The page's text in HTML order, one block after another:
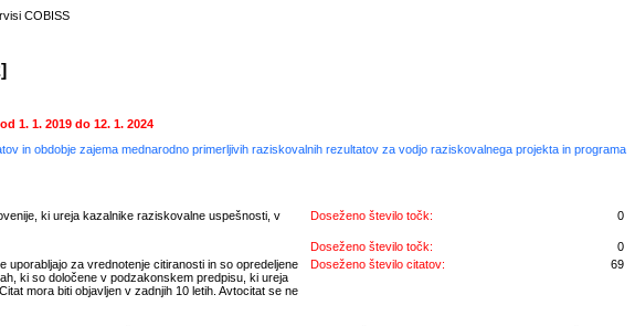
COBISS
]
od 1. 1. 2019 do 12. 1. 2024
in obdobje zajema mednarodno primerljivih raziskovalnih rezultatov za vodjo raziskovalnega projekta in programa
ki ureja kazalnike raziskovalne uspešnosti, v
Doseženo število točk: 0
Doseženo število točk:
0
za vrednotenje citiranosti in so opredeljene
ki so določene v podzakonskem predpisu, ki ureja
mora biti objavljen v zadnjih 10 letih. Avtocitat se ne
Doseženo število citatov: 69